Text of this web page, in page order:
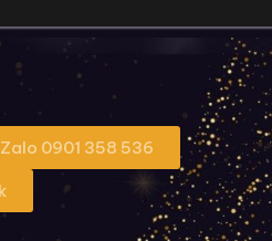
0901 358 536